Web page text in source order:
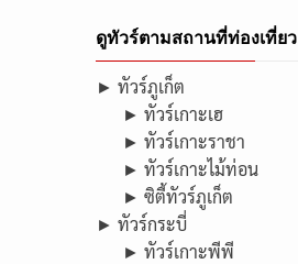
ดูทัวร์ตามสถานที่ท่องเที่ยว
► ทัวร์ภูเก็ต
► ทัวร์เกาะเฮ
► ทัวร์เกาะราชา
► ทัวร์เกาะไม้ท่อน
► ซิตี้ทัวร์ภูเก็ต
► ทัวร์กระบี่
► ทัวร์เกาะพีพี